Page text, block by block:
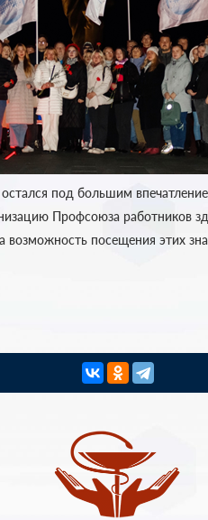
под большим
Профсоюза работников
возможность посещения этих